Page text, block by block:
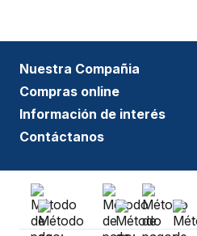
Nuestra Compañia
Compras online
Información de interés
Contáctanos